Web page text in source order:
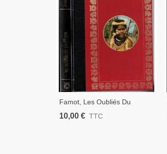
Famot, Les Oubliés Du
Pacifique, Philippe Diolé, 1976
-, Peuples Disparus, Océan
10,00 € TTC